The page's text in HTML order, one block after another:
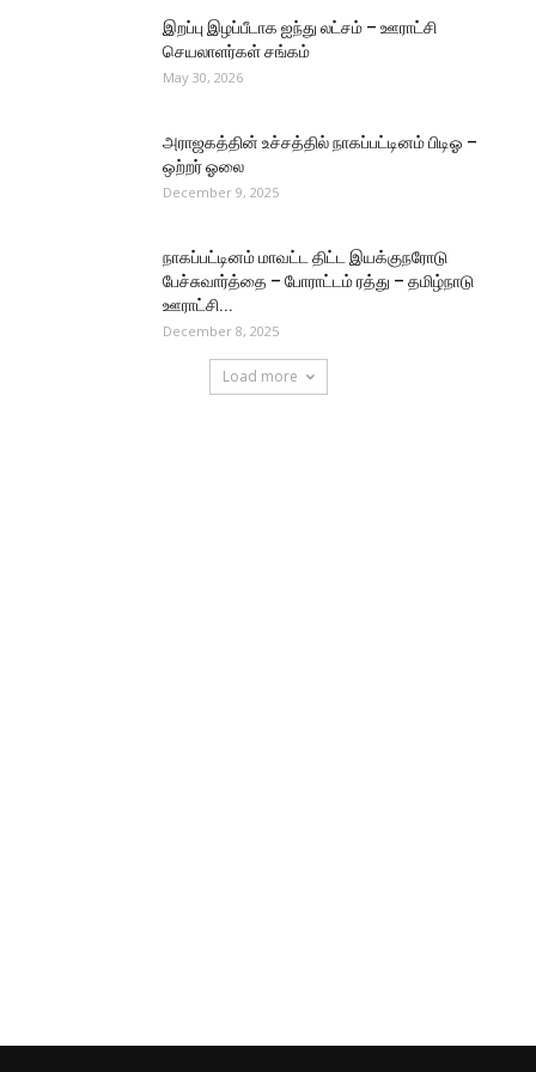
இறப்பு இழப்பீடாக ஐந்து லட்சம் – ஊராட்சி
செயலாளர்கள் சங்கம்
May 30, 2026
அராஜகத்தின் உச்சத்தில் நாகப்பட்டினம் பிடிஓ –
ஒற்றர் ஓலை
December 9, 2025
நாகப்பட்டினம் மாவட்ட திட்ட இயக்குநரோடு
பேச்சுவார்த்தை – போராட்டம் ரத்து – தமிழ்நாடு
ஊராட்சி...
December 8, 2025
Load more